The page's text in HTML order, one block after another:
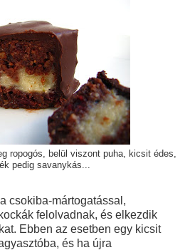
ropogós, belül viszont puha, kicsit édes,
pedig savanykás...
csokiba-mártogatással,
felolvadnak, és elkezdik
Ebben az esetben egy kicsit
és ha újra